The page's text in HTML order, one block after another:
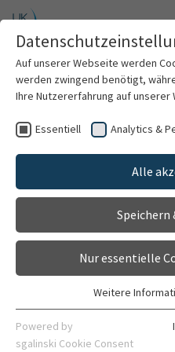
Zum Hauptinhalt
Patienten & Besucher
Kliniken & Institute
Forschung
Karriere
Forschungseinrichtung
Klinik für Paraplegiologie
Leitung
Auf unserer Webseite werden
werden zwingend benötigt,
Ihre Nutzererfahrung auf
Essentiell Analytics &
Alle
Speichern
Nur essentielle
Essentielle Cookies werden
Webseite benötigt. Dadurch ist
Weitere
Powered by
sgalinski Cookie Consent